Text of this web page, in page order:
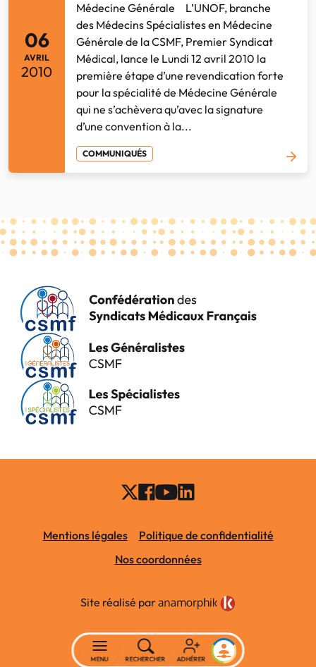
06
AVRIL
2010
Médecine Générale L’UNOF, branche
des Médecins Spécialistes en Médecine
Générale de la CSMF, Premier Syndicat
Médical, lance le Lundi 12 avril 2010 la
première étape d’une revendication forte
pour la spécialité de Médecine Générale
qui ne s’achèvera qu’avec la signature
d’une convention à la...
COMMUNIQUÉS
Mentions légales
Politique de confidentialité
Nos coordonnées
Site réalisé par
MENU RECHERCHER ADHÉRER